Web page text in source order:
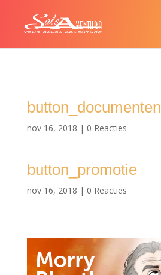
button_documenten
nov 16, 2018 | 0 Reacties
button_promotie
nov 16, 2018 | 0 Reacties